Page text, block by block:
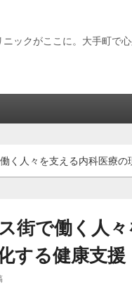
ックがここに。大手町で
く人々を支える内科医療
街で働く人
する健康支援